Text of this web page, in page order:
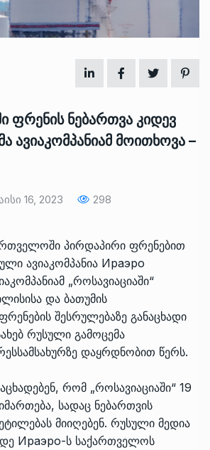
ფრენის ნებართვა კიდევ
ავიაკომპანიამ მოითხოვა –
16, 2023 298
პირდაპირი ფრენებით
ავიაკომპანია Ираэро
„როსავიაციაში“
და ბათუმის
შესრულებაზე განაცხადი
რუსული გამოცემა
დაყრდნობით წერს.
რომ „როსავიაციაში“ 19
სადაც ნებართვის
მიიღებენ. რუსული მედია
Ираэро-ს საქართველოს